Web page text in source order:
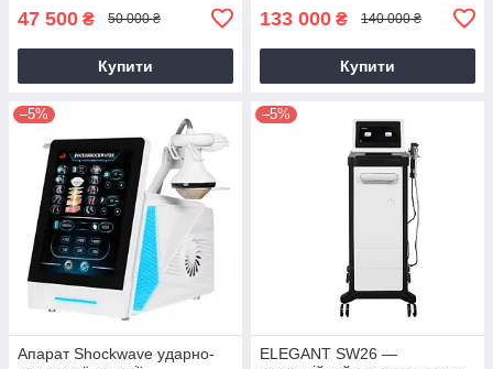
47 500 ₴ 50 000 ₴
Купити
133 000 ₴ 140 000 ₴
Купити
–5%
Апарат Shockwave ударно-
–5%
ELEGANT SW26 —